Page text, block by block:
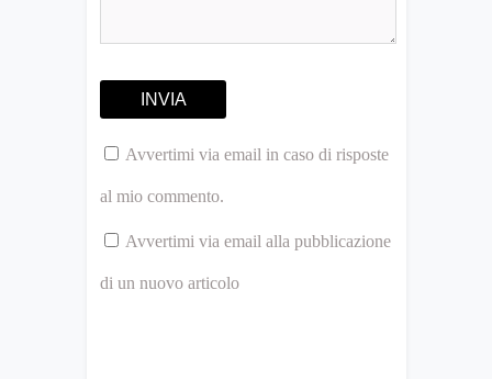
Avvertimi via email in caso di risposte
al mio commento.
Avvertimi via email alla pubblicazione
di un nuovo articolo